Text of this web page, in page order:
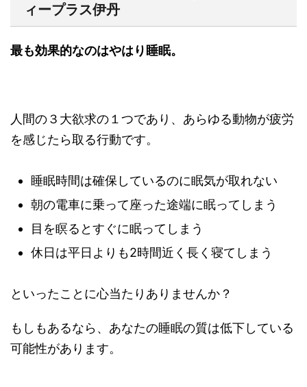
ィープラス伊丹
最も効果的なのはやはり睡眠。
人間の３大欲求の１つであり、あらゆる動物が疲労
を感じたら取る行動です。
睡眠時間は確保しているのに眠気が取れない
朝の電車に乗って座った途端に眠ってしまう
目を瞑るとすぐに眠ってしまう
休日は平日よりも2時間近く長く寝てしまう
といったことに心当たりありませんか？
もしもあるなら、あなたの睡眠の質は低下している
可能性があります。